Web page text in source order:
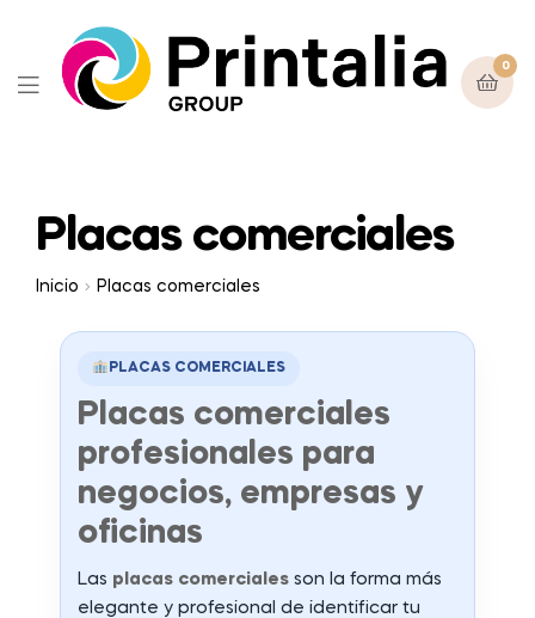
0
Placas comerciales
Inicio Placas comerciales
PLACAS COMERCIALES
Placas comerciales
profesionales para
negocios, empresas y
oficinas
Las placas comerciales son la forma más
elegante y profesional de identificar tu